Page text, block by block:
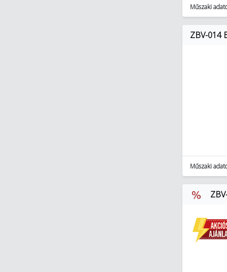
Műszaki
ZBV-014
Műszaki